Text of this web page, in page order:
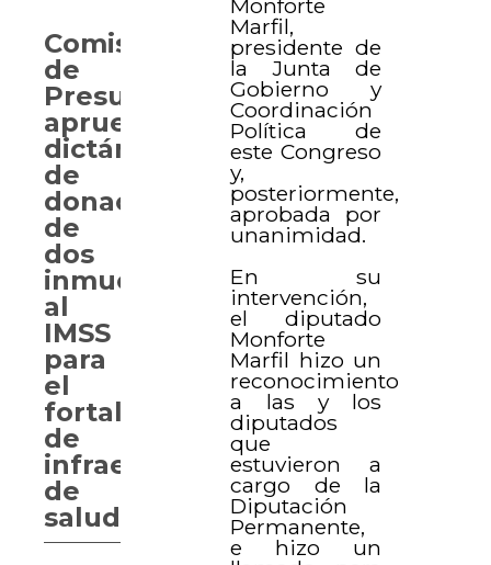
Marfil,
presidente de
la Junta de
Gobierno y
Coordinación
Política de
este Congreso
y,
posteriormente,
aprobada por
unanimidad.
En su
intervención,
el diputado
Monforte
Marfil hizo un
reconocimiento
a las y los
diputados
que
estuvieron a
cargo de la
Diputación
Permanente,
e hizo un
Comisión
de
Presupuesto
aprueba
dictámenes
de
donación
de
dos
inmuebles
al
IMSS
para
el
fortalecimiento
de
infraestructura
de
salud